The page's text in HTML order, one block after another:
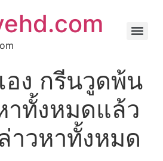
อง กรีนวูดพ้น
าทั้งหมดแล้ว
าวหาทั้งหมด